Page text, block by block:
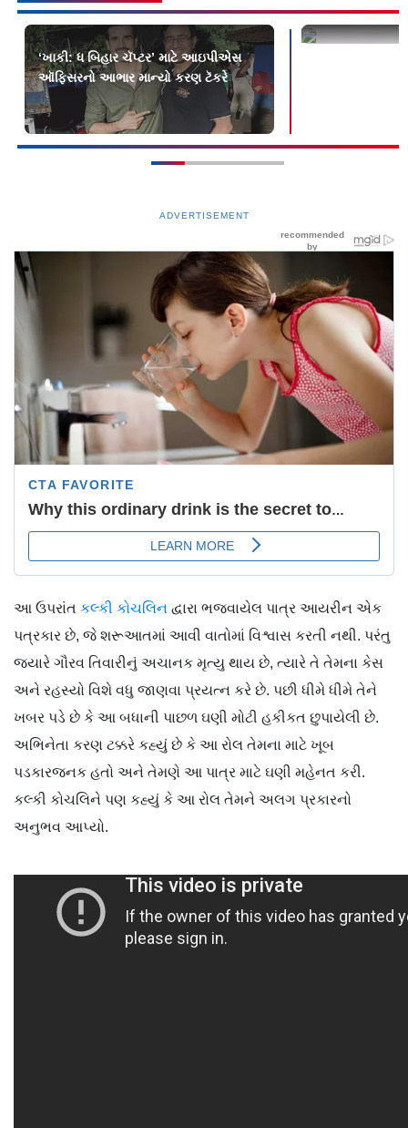
‘ખાકી: ધ બિહાર ચૅપ્ટર’ માટે આઇપીએસ
ઑફિસરનો આભાર માન્યો કરણ ટૅકરે
ADVERTISEMENT
આ ઉપરાંત કલ્કી કોચલિન દ્વારા ભજવાયેલ પાત્ર આયરીન એક
પત્રકાર છે, જે શરૂઆતમાં આવી વાતોમાં વિશ્વાસ કરતી નથી. પરંતુ
જ્યારે ગૌરવ તિવારીનું અચાનક મૃત્યુ થાય છે, ત્યારે તે તેમના કેસ
અને રહસ્યો વિશે વધુ જાણવા પ્રયત્ન કરે છે. પછી ધીમે ધીમે તેને
ખબર પડે છે કે આ બધાની પાછળ ઘણી મોટી હકીકત છુપાયેલી છે.
અભિનેતા કરણ ટક્કરે કહ્યું છે કે આ રોલ તેમના માટે ખૂબ
પડકારજનક હતો અને તેમણે આ પાત્ર માટે ઘણી મહેનત કરી.
કલ્કી કોચલિને પણ કહ્યું કે આ રોલ તેમને અલગ પ્રકારનો
અનુભવ આપ્યો.